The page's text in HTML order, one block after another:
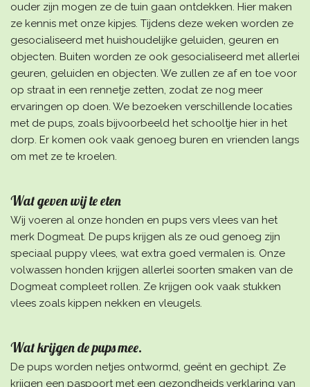
ouder zijn mogen ze de tuin gaan ontdekken. Hier maken
ze kennis met onze kipjes. Tijdens deze weken worden ze
gesocialiseerd met huishoudelijke geluiden, geuren en
objecten. Buiten worden ze ook gesocialiseerd met allerlei
geuren, geluiden en objecten. We zullen ze af en toe voor
op straat in een rennetje zetten, zodat ze nog meer
ervaringen op doen. We bezoeken verschillende locaties
met de pups, zoals bijvoorbeeld het schooltje hier in het
dorp. Er komen ook vaak genoeg buren en vrienden langs
om met ze te kroelen.
Wat geven wij te eten
Wij voeren al onze honden en pups vers vlees van het
merk Dogmeat. De pups krijgen als ze oud genoeg zijn
speciaal puppy vlees, wat extra goed vermalen is. Onze
volwassen honden krijgen allerlei soorten smaken van de
Dogmeat compleet rollen. Ze krijgen ook vaak stukken
vlees zoals kippen nekken en vleugels.
Wat krijgen de pups mee.
De pups worden netjes ontwormd, geënt en gechipt. Ze
krijgen een paspoort met een gezondheids verklaring van